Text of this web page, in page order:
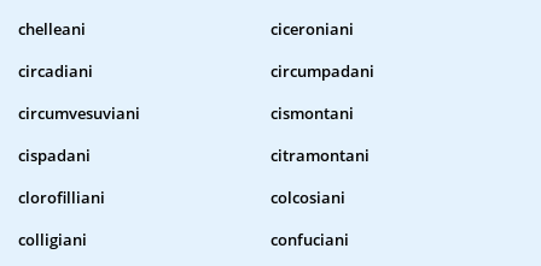
chelleani
ciceroniani
circadiani
circumpadani
circumvesuviani
cismontani
cispadani
citramontani
clorofilliani
colcosiani
colligiani
confuciani